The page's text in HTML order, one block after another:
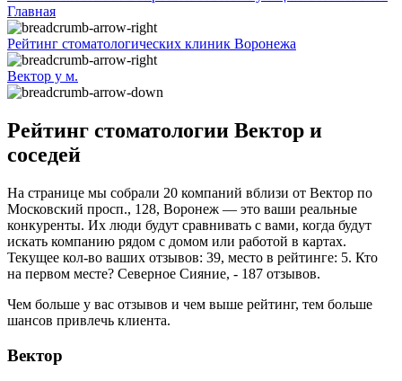
Главная
Рейтинг стоматологических клиник Воронежа
Вектор у м.
Рейтинг стоматологии Вектор и
соседей
На странице мы собрали 20 компаний вблизи от Вектор по
Московский просп., 128, Воронеж — это ваши реальные
конкуренты. Их люди будут сравнивать с вами, когда будут
искать компанию рядом с домом или работой в картах.
Текущее кол-во ваших отзывов: 39, место в рейтинге: 5. Кто
на первом месте? Северное Сияние, - 187 отзывов.
Чем больше у вас отзывов и чем выше рейтинг, тем больше
шансов привлечь клиента.
Вектор